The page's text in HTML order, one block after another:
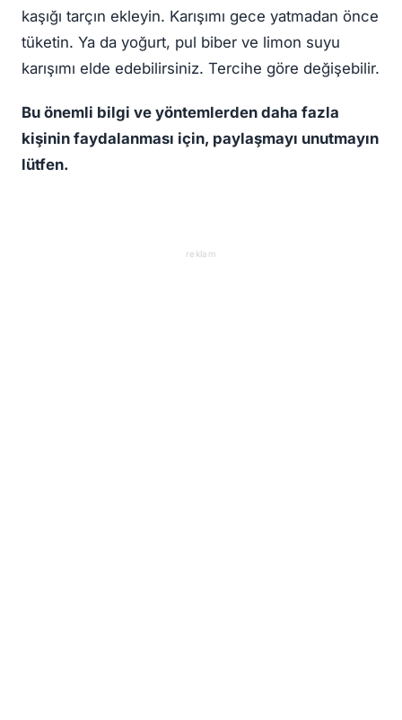
kaşığı tarçın ekleyin. Karışımı gece yatmadan önce
tüketin. Ya da yoğurt, pul biber ve limon suyu
karışımı elde edebilirsiniz. Tercihe göre değişebilir.
Bu önemli bilgi ve yöntemlerden daha fazla
kişinin faydalanması için, paylaşmayı unutmayın
lütfen.
reklam